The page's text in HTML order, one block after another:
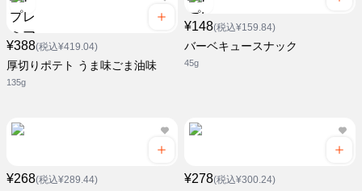
¥388(税込¥419.04)
厚切りポテト うま味ごま油味
135g
¥148(税込¥159.84)
バーベキュースナック
45g
¥268(税込¥289.44) ¥278(税込¥300.24)